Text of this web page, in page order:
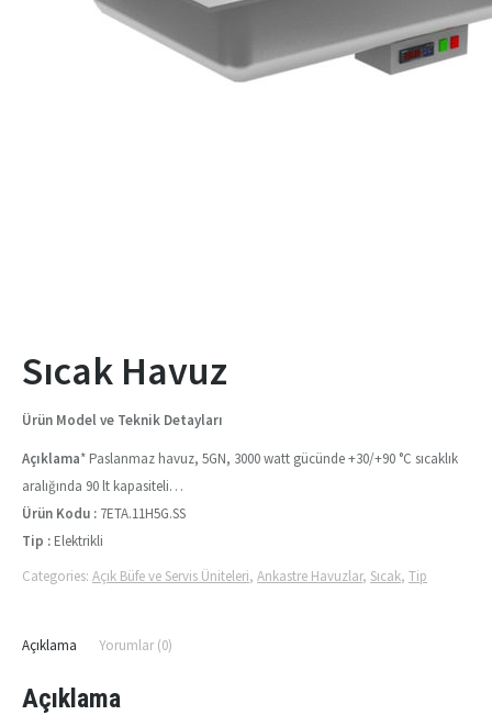
Sıcak Havuz
Ürün Model ve Teknik Detayları
Açıklama* Paslanmaz havuz, 5GN, 3000 watt gücünde +30/+90 °C sıcaklık
aralığında 90 lt kapasiteli…
Ürün Kodu : 7ETA.11H5G.SS
Tip : Elektrikli
Categories: Açık Büfe ve Servis Üniteleri, Ankastre Havuzlar, Sıcak, Tip
Açıklama Yorumlar (0)
Açıklama